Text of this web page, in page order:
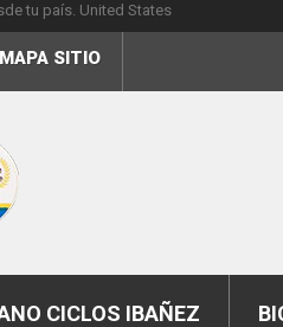
tu país. United States
MAPA SITIO
CICLOS IBAÑEZ